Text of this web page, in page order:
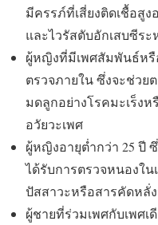
มีครรภ์ที่เสี่ยงติดเชื้อสู
และไวรัสตับอักเสบซีระ
ผู้หญิงที่มีเพศสัมพันธ์หรื
ตรวจภายใน ซึ่งจะช่วย
มดลูกอย่างโรคมะเร็ง
อวัยวะเพศ
ผู้หญิงอายุต่ำกว่า 25 ปี
ได้รับการตรวจหนองใน
ปัสสาวะหรือสารคัดหลั่
ผู้ชายที่ร่วมเพศกับเพศเ